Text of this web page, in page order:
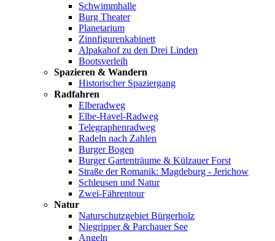
Schwimmhalle
Burg Theater
Planetarium
Zinnfigurenkabinett
Alpakahof zu den Drei Linden
Bootsverleih
Spazieren & Wandern
Historischer Spaziergang
Radfahren
Elberadweg
Elbe-Havel-Radweg
Telegraphenradweg
Radeln nach Zahlen
Burger Bogen
Burger Gartenträume & Külzauer Forst
Straße der Romanik: Magdeburg - Jerichow
Schleusen und Natur
Zwei-Fährentour
Natur
Naturschutzgebiet Bürgerholz
Niegripper & Parchauer See
Angeln